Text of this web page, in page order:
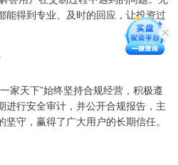
能得到专业、及时的回应，让投资过
家天下”始终坚持合规经营，积极遵
进行安全审计，并公开合规报告，主
守，赢得了广大用户的长期信任。